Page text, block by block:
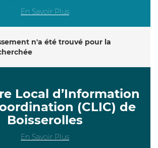
En Savoir Plus
n'a été trouvé pour la
Local d’Information
(CLIC) de
Boisserolles
En Savoir Plus